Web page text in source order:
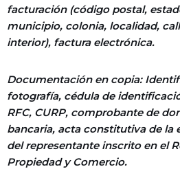
facturación (código postal,
municipio, colonia, localidad,
interior), factura electrónica.
Documentación en copia:
fotografía, cédula de
RFC, CURP, comprobante de
bancaria, acta constitutiva de la
del representante inscrito en el
Propiedad y Comercio.